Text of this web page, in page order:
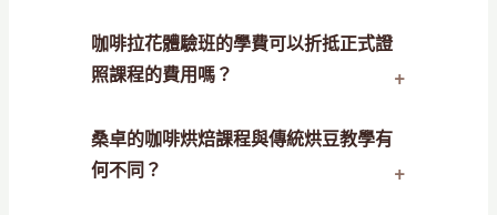
咖啡拉花體驗班的學費可以折抵正式證
照課程的費用嗎？
桑卓的咖啡烘焙課程與傳統烘豆教學有
何不同？